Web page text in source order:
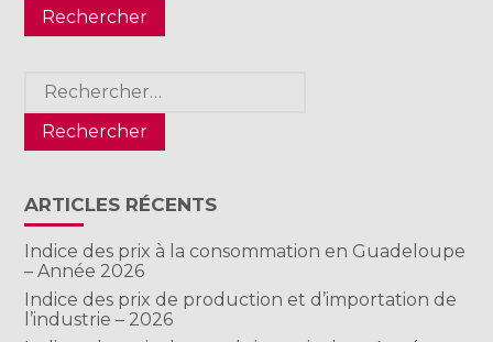
Rechercher :
ARTICLES RÉCENTS
Indice des prix à la consommation en Guadeloupe
– Année 2026
Indice des prix de production et d’importation de
l’industrie – 2026